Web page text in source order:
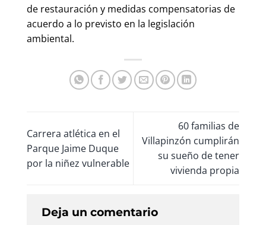
de restauración y medidas compensatorias de
acuerdo a lo previsto en la legislación
ambiental.
Carrera atlética en el
Parque Jaime Duque
por la niñez vulnerable
60 familias de
Villapinzón cumplirán
su sueño de tener
vivienda propia
Deja un comentario